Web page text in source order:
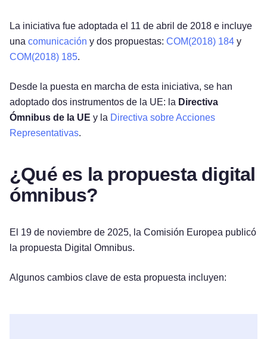
La iniciativa fue adoptada el 11 de abril de 2018 e incluye
una comunicación y dos propuestas: COM(2018) 184 y
COM(2018) 185.
Desde la puesta en marcha de esta iniciativa, se han
adoptado dos instrumentos de la UE: la Directiva
Ómnibus de la UE y la Directiva sobre Acciones
Representativas.
¿Qué es la propuesta digital
ómnibus?
El 19 de noviembre de 2025, la Comisión Europea publicó
la propuesta Digital Omnibus.
Algunos cambios clave de esta propuesta incluyen: